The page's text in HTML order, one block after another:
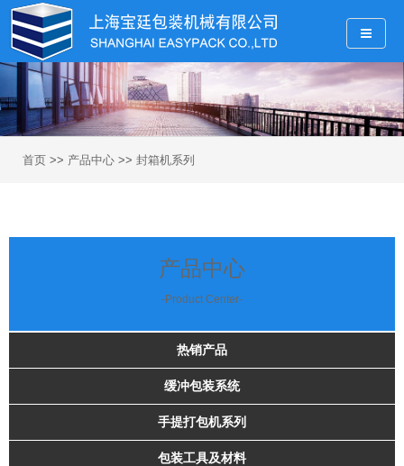
首页 >> 产品中心 >> 封箱机系列
产品中心
-Product Center-
热销产品
缓冲包装系统
手提打包机系列
包装工具及材料